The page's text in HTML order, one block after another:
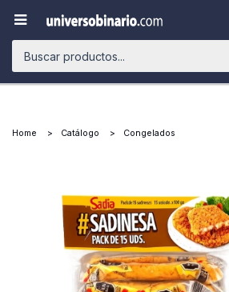

Home Catálogo Congelados